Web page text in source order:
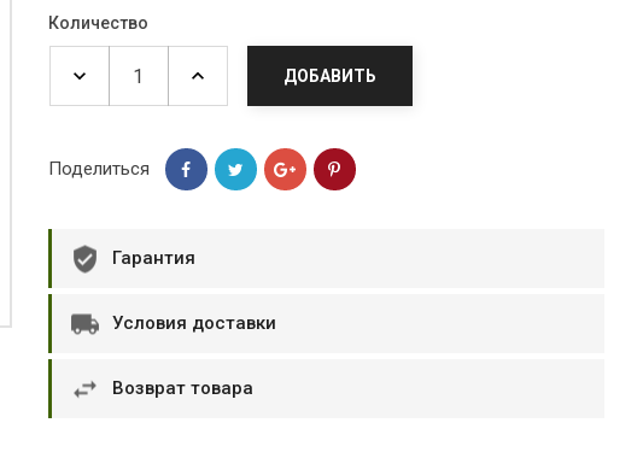
Тимур B.Д.
Оформляют заказ и доставляют
Количество
ДОБАВИТЬ
Поделиться
Гарантия
Условия доставки
Возврат товара